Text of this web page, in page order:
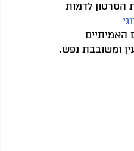
הסרטון לדמות
האמיתיים
ומשובבת נפש.